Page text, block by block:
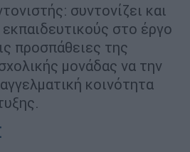
συντονίζει και
στο έργο
προσπάθειες της
μονάδας να την
κοινότητα